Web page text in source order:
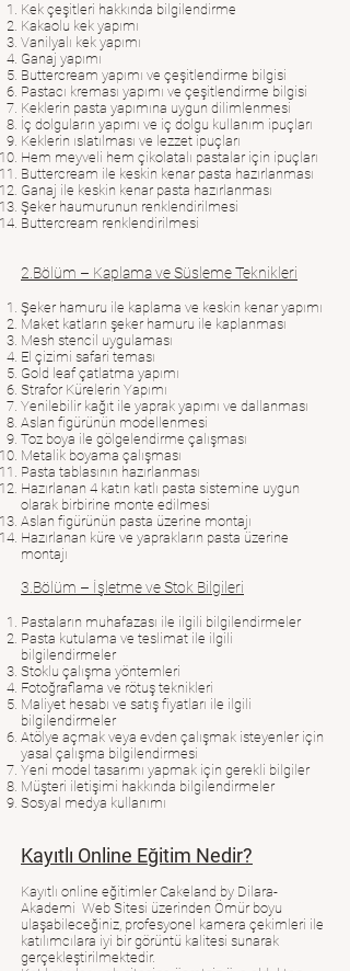
Kek çeşitleri hakkında bilgilendirme
Kakaolu kek yapımı
Vanilyalı kek yapımı
Ganaj yapımı
Buttercream yapımı ve çeşitlendirme bilgisi
Pastacı kreması yapımı ve çeşitlendirme bilgisi
Keklerin pasta yapımına uygun dilimlenmesi
İç dolguların yapımı ve iç dolgu kullanım ipuçları
Keklerin ıslatılması ve lezzet ipuçları
Hem meyveli hem çikolatalı pastalar için ipuçları
Buttercream ile keskin kenar pasta hazırlanması
Ganaj ile keskin kenar pasta hazırlanması
Şeker haumurunun renklendirilmesi
Buttercream renklendirilmesi
2.Bölüm – Kaplama ve Süsleme Teknikleri
Şeker hamuru ile kaplama ve keskin kenar yapımı
Maket katların şeker hamuru ile kaplanması
Mesh stencil uygulaması
El çizimi safari teması
Gold leaf çatlatma yapımı
Strafor Kürelerin Yapımı
Yenilebilir kağıt ile yaprak yapımı ve dallanması
Aslan figürünün modellenmesi
Toz boya ile gölgelendirme çalışması
Metalik boyama çalışması
Pasta tablasının hazırlanması
Hazırlanan 4 katın katlı pasta sistemine uygun
olarak birbirine monte edilmesi
Aslan figürünün pasta üzerine montajı
Hazırlanan küre ve yaprakların pasta üzerine
montajı
3.Bölüm – İşletme ve Stok Bilgileri
Pastaların muhafazası ile ilgili bilgilendirmeler
Pasta kutulama ve teslimat ile ilgili
bilgilendirmeler
Stoklu çalışma yöntemleri
Fotoğraflama ve rötuş teknikleri
Maliyet hesabı ve satış fiyatları ile ilgili
bilgilendirmeler
Atölye açmak veya evden çalışmak isteyenler için
yasal çalışma bilgilendirmesi
Yeni model tasarımı yapmak için gerekli bilgiler
Müşteri iletişimi hakkında bilgilendirmeler
Sosyal medya kullanımı
Kayıtlı Online Eğitim Nedir?
Kayıtlı online eğitimler Cakeland by Dilara-
Akademi Web Sitesi üzerinden Ömür boyu
ulaşabileceğiniz, profesyonel kamera çekimleri ile
katılımcılara iyi bir görüntü kalitesi sunarak
gerçekleştirilmektedir.